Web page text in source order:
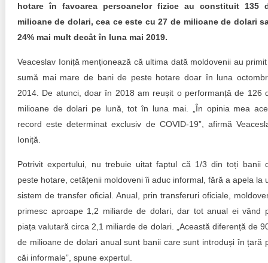
Aplică la BUNELE PRACTICI
Cele mai bune și cele mai proaste politici locale din
Moldova
Democrația, independența și transparența instituțiilor
Achizițiile publice în vizorul societății civile
hotare în favoarea persoanelor fizice au constituit 135
milioane de dolari, cea ce este cu 27 de milioane de dolari
24% mai mult decât în luna mai 2019.
Veaceslav Ioniță menționează că ultima dată moldovenii au
sumă mai mare de bani de peste hotare doar în luna
2014. De atunci, doar în 2018 am reușit o performanță de 126
milioane de dolari pe lună, tot în luna mai. „În opinia mea
record este determinat exclusiv de COVID-19”, afirmă
Ioniță.
Potrivit expertului, nu trebuie uitat faptul că 1/3 din toți banii
peste hotare, cetățenii moldoveni îi aduc informal, fără a apela la
sistem de transfer oficial. Anual, prin transferuri oficiale,
primesc aproape 1,2 miliarde de dolari, dar tot anual ei vând
piața valutară circa 2,1 miliarde de dolari. „Această diferență de
de milioane de dolari anual sunt banii care sunt introduși în țară
căi informale”, spune expertul.